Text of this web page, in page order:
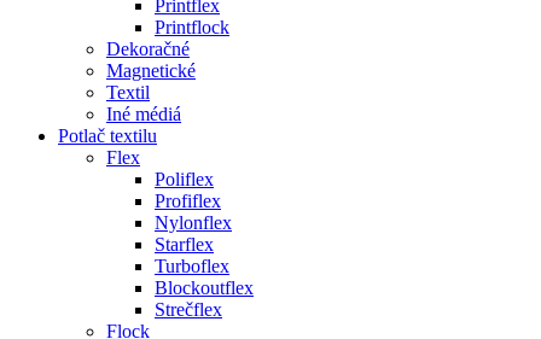
Printflex
Printflock
Dekoračné
Magnetické
Textil
Iné médiá
Potlač textilu
Flex
Poliflex
Profiflex
Nylonflex
Starflex
Turboflex
Blockoutflex
Strečflex
Flock